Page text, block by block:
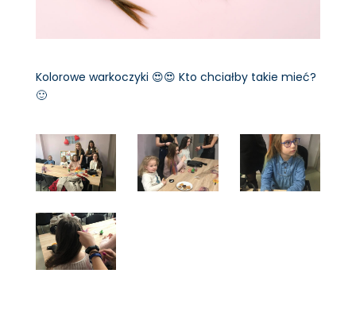
Kolorowe warkoczyki 😍😍 Kto chciałby takie mieć?
🙂